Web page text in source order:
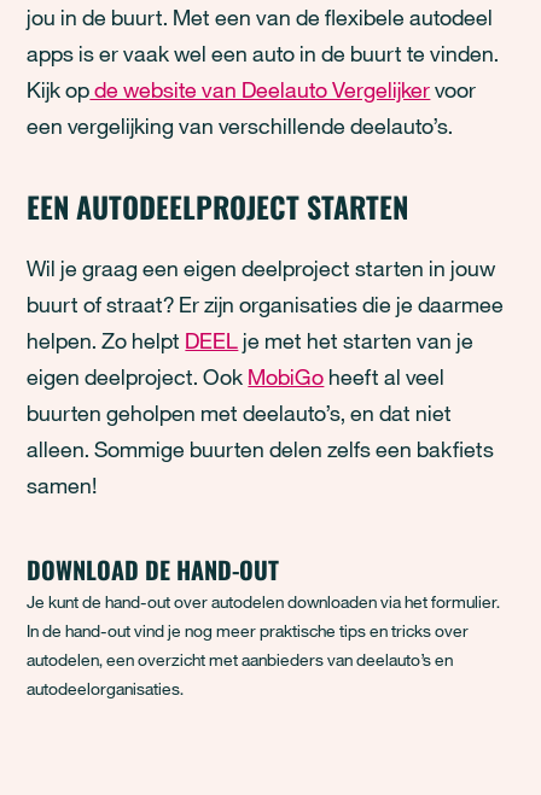
jou in de buurt. Met een van de flexibele autodeel
apps is er vaak wel een auto in de buurt te vinden.
Kijk opde website van Deelauto Vergelijkervoor
een vergelijking van verschillende deelauto’s.
EEN AUTODEELPROJECT STARTEN
Wil je graag een eigen deelproject starten in jouw
buurt of straat? Er zijn organisaties die je daarmee
helpen. Zo helpt DEEL je met het starten van je
eigen deelproject. Ook MobiGo heeft al veel
buurten geholpen met deelauto’s, en dat niet
alleen. Sommige buurten delen zelfs een bakfiets
samen!
DOWNLOAD DE HAND-OUT
Je kunt de hand-out over autodelen downloaden via het formulier.
In de hand-out vind je nog meer praktische tips en tricks over
autodelen, een overzicht met aanbieders van deelauto’s en
autodeelorganisaties.